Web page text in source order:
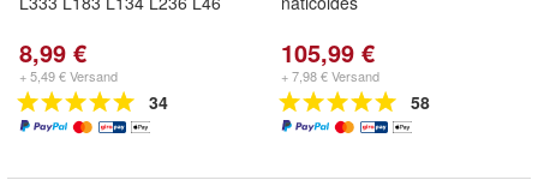
8,99 €
+ 5,49 € Versand
34
105,99 €
+ 7,98 € Versand
58